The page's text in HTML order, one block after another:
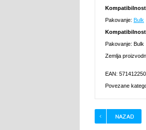
Pakovanje: Bulk
Pakovanje: Bulk
Zemlja
EAN:
Povezane